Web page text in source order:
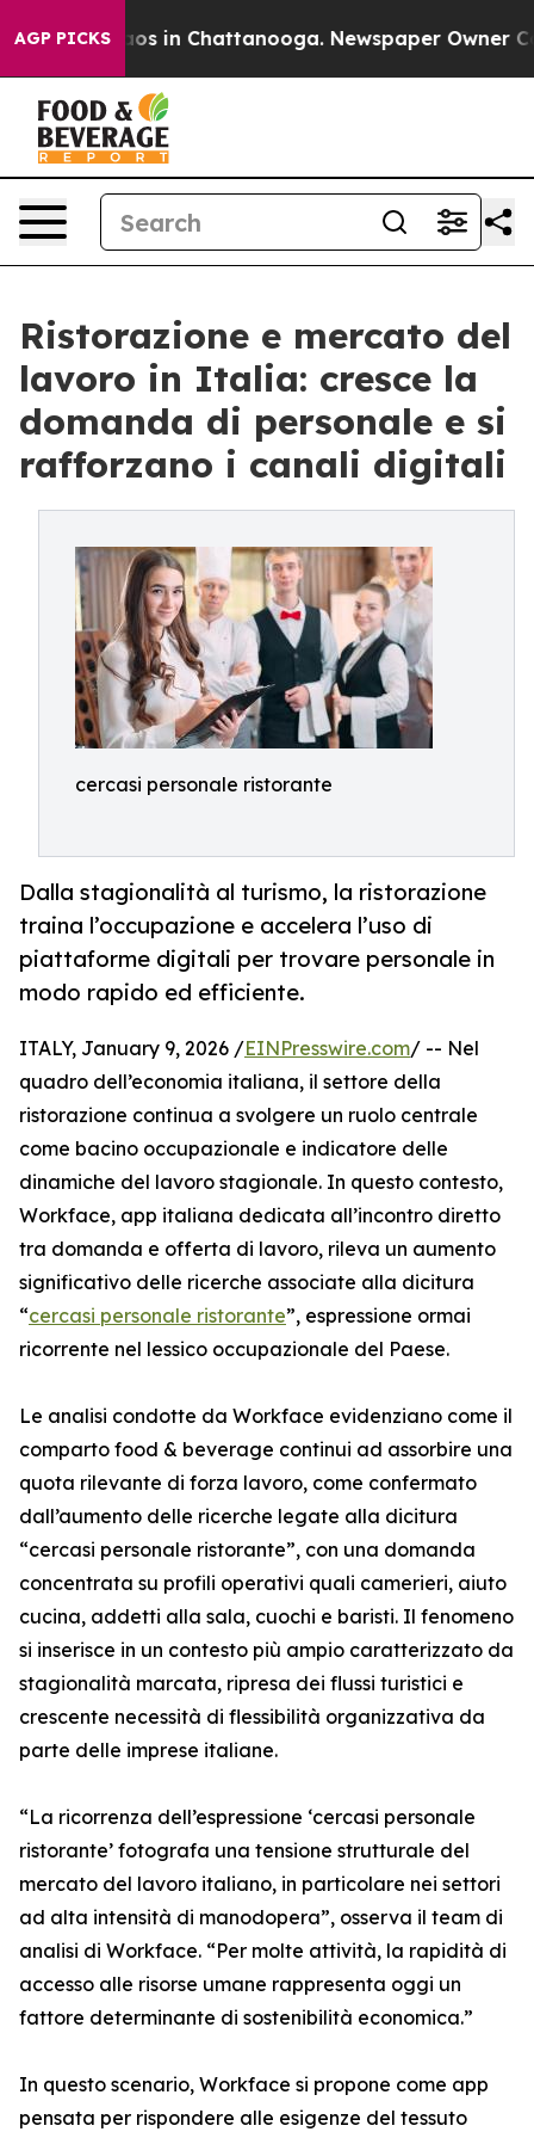
AGP PICKS
Chaos in Chattanooga. Newspaper Owner
Ristorazione e mercato del
lavoro in Italia: cresce la
domanda di personale e si
rafforzano i canali digitali
cercasi personale ristorante
Dalla stagionalità al turismo, la ristorazione
traina l’occupazione e accelera l’uso di
piattaforme digitali per trovare personale in
modo rapido ed efficiente.
ITALY, January 9, 2026 /EINPresswire.com/ -- Nel
quadro dell’economia italiana, il settore della
ristorazione continua a svolgere un ruolo centrale
come bacino occupazionale e indicatore delle
dinamiche del lavoro stagionale. In questo contesto,
Workface, app italiana dedicata all’incontro diretto
tra domanda e offerta di lavoro, rileva un aumento
significativo delle ricerche associate alla dicitura
“cercasi personale ristorante”, espressione ormai
ricorrente nel lessico occupazionale del Paese.
Le analisi condotte da Workface evidenziano come il
comparto food & beverage continui ad assorbire una
quota rilevante di forza lavoro, come confermato
dall’aumento delle ricerche legate alla dicitura
“cercasi personale ristorante”, con una domanda
concentrata su profili operativi quali camerieri, aiuto
cucina, addetti alla sala, cuochi e baristi. Il fenomeno
si inserisce in un contesto più ampio caratterizzato da
stagionalità marcata, ripresa dei flussi turistici e
crescente necessità di flessibilità organizzativa da
parte delle imprese italiane.
“La ricorrenza dell’espressione ‘cercasi personale
ristorante’ fotografa una tensione strutturale del
mercato del lavoro italiano, in particolare nei settori
ad alta intensità di manodopera”, osserva il team di
analisi di Workface. “Per molte attività, la rapidità di
accesso alle risorse umane rappresenta oggi un
fattore determinante di sostenibilità economica.”
In questo scenario, Workface si propone come app
pensata per rispondere alle esigenze del tessuto